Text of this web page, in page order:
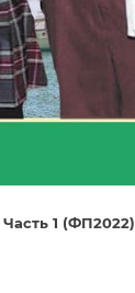
1 (ФП2022)